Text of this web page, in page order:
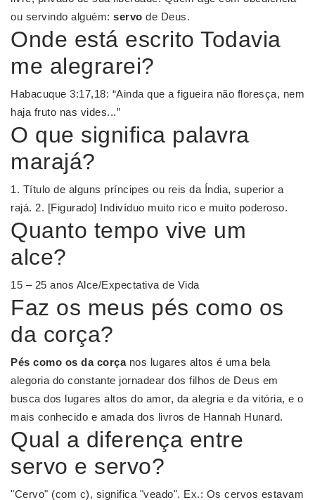
ou servindo alguém: servo de Deus.
Onde está escrito Todavia
me alegrarei?
Habacuque 3:17,18: “Ainda que a figueira não floresça, nem
haja fruto nas vides...”
O que significa palavra
marajá?
1. Título de alguns príncipes ou reis da Índia, superior a
rajá. 2. [Figurado] Indivíduo muito rico e muito poderoso.
Quanto tempo vive um
alce?
15 – 25 anos Alce/Expectativa de Vida
Faz os meus pés como os
da corça?
Pés como os da corçanos lugares altos é uma bela
alegoria do constante jornadear dos filhos de Deus em
busca dos lugares altos do amor, da alegria e da vitória, e o
mais conhecido e amada dos livros de Hannah Hunard.
Qual a diferença entre
servo e servo?
"Cervo" (com c), significa "veado". Ex.: Os cervos estavam